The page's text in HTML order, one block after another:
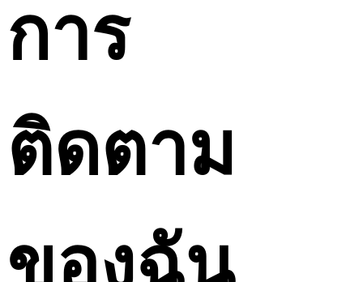
การ
ติดตาม
ของฉัน